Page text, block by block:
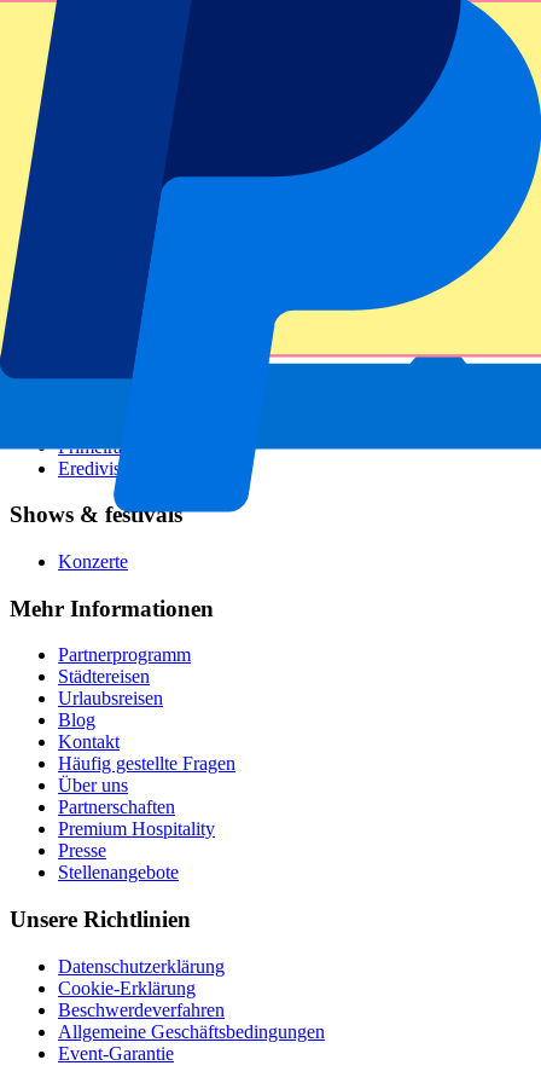
Alle Sportarten
Fußballligen
Champions League
Premier League
Serie A
Primeira Liga
Eredivisie
Shows & festivals
Konzerte
Mehr Informationen
Partnerprogramm
Städtereisen
Urlaubsreisen
Blog
Kontakt
Häufig gestellte Fragen
Über uns
Partnerschaften
Premium Hospitality
Presse
Stellenangebote
Unsere Richtlinien
Datenschutzerklärung
Cookie-Erklärung
Beschwerdeverfahren
Allgemeine Geschäftsbedingungen
Event-Garantie